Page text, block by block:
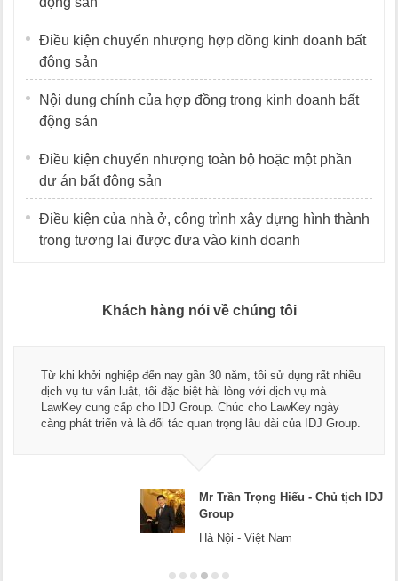
Điều kiện chuyển nhượng hợp đồng kinh doanh bất
động sản
Nội dung chính của hợp đồng trong kinh doanh bất
động sản
Điều kiện chuyển nhượng toàn bộ hoặc một phần
dự án bất động sản
Điều kiện của nhà ở, công trình xây dựng hình thành
trong tương lai được đưa vào kinh doanh
Khách hàng nói về chúng tôi
Từ khi khởi nghiệp đến nay gần 30 năm, tôi sử dụng rất nhiều
dịch vụ tư vấn luật, tôi đặc biệt hài lòng với dịch vụ mà
LawKey cung cấp cho IDJ Group. Chúc cho LawKey ngày
càng phát triển và là đối tác quan trọng lâu dài của IDJ Group.
Mr Trần Trọng Hiếu - Chủ tịch IDJ
Group
Hà Nội - Việt Nam